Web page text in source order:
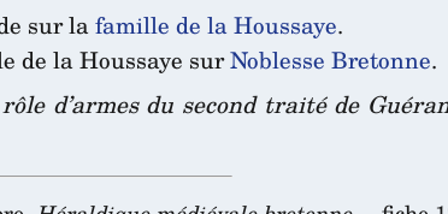
sur lafamille de la Houssaye.
de la Houssaye surNoblesse Bretonne.
d’armes du second traité de